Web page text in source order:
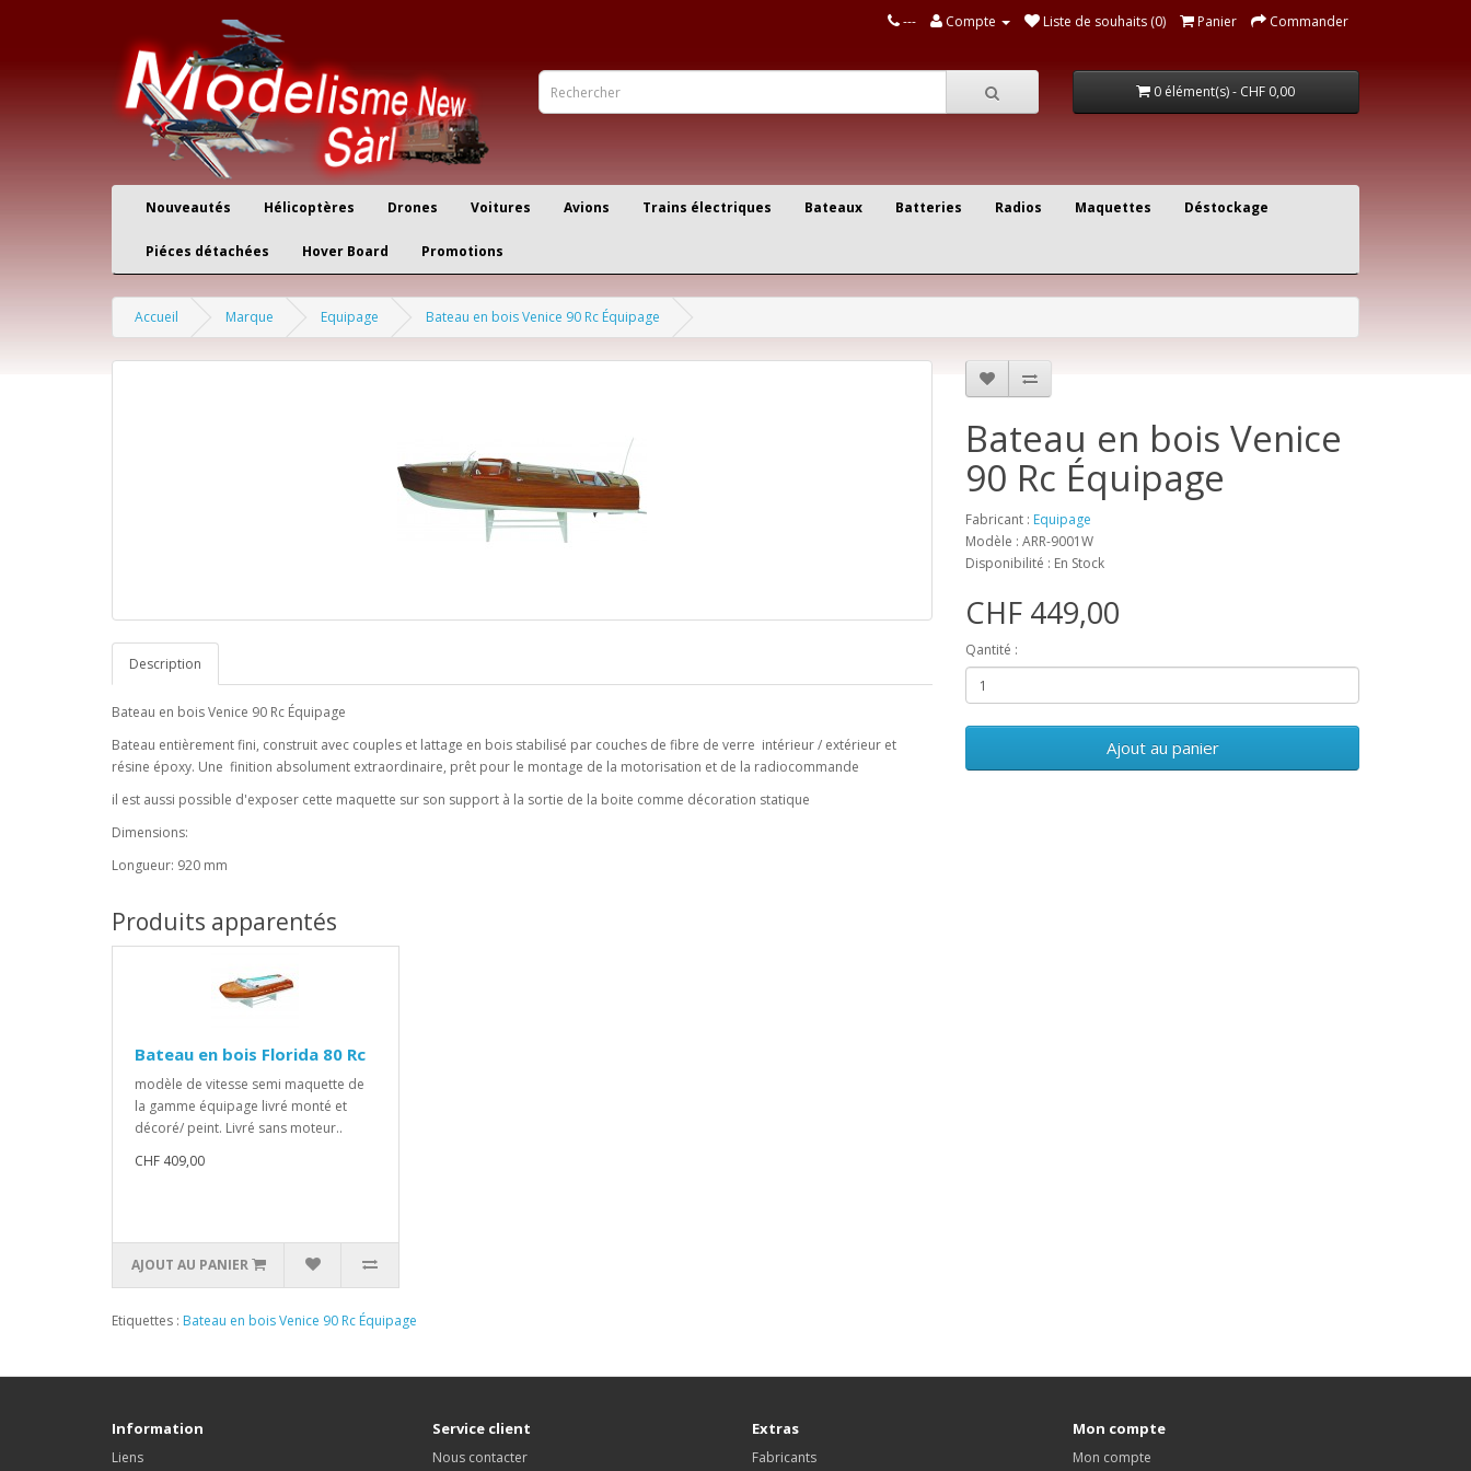
--- Compte Liste de souhaits (0) Panier Commander
0 élément(s) - CHF 0,00
Nouveautés Hélicoptères Drones Voitures Avions Trains électriques Bateaux Batteries Radios Maquettes Déstockage
Piéces détachées Hover Board Promotions
Accueil Marque Equipage Bateau en bois Venice 90 Rc Équipage
Description
Bateau en bois Venice 90 Rc Équipage
Bateau entièrement fini, construit avec couples et lattage en bois stabilisé par couches de fibre de verre intérieur / extérieur et
résine époxy. Une finition absolument extraordinaire, prêt pour le montage de la motorisation et de la radiocommande
il est aussi possible d'exposer cette maquette sur son support à la sortie de la boite comme décoration statique
Dimensions:
Longueur: 920 mm
Bateau en bois Venice
90 Rc Équipage
Fabricant : Equipage
Modèle : ARR-9001W
Disponibilité : En Stock
CHF 449,00
Qantité :
Ajout au panier
Produits apparentés
Bateau en bois Florida 80 Rc
modèle de vitesse semi maquette de
la gamme équipage livré monté et
décoré/ peint. Livré sans moteur..
CHF 409,00
AJOUT AU PANIER
Etiquettes : Bateau en bois Venice 90 Rc Équipage
Information
Liens
Service client
Nous contacter
Extras
Fabricants
Mon compte
Mon compte